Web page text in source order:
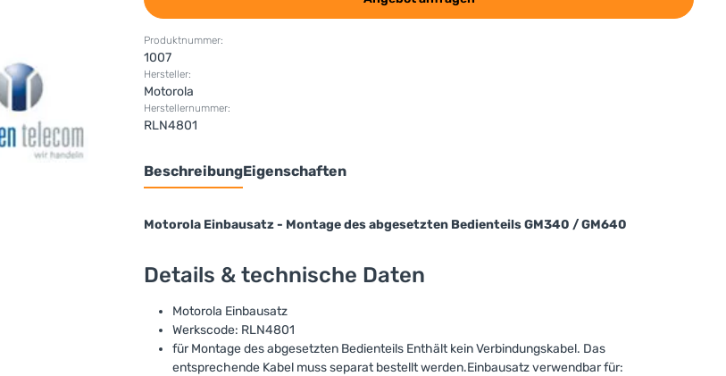
Produktnummer:
1007
Hersteller:
Motorola
Herstellernummer:
RLN4801
BeschreibungEigenschaften
Motorola Einbausatz - Montage des abgesetzten Bedienteils GM340 / GM640
Details & technische Daten
Motorola Einbausatz
Werkscode: RLN4801
für Montage des abgesetzten Bedienteils Enthält kein Verbindungskabel. Das
entsprechende Kabel muss separat bestellt werden.Einbausatz verwendbar für: